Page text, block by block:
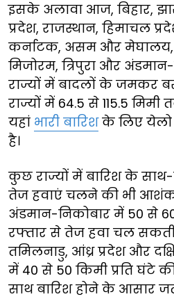
इसके अलावा आज, बिहार,
प्रदेश, राजस्थान, हिमाचल
कर्नाटक, असम और मेघालय,
मिजोरम, त्रिपुरा और
राज्यों में बादलों के जमकर
राज्यों में 64.5 से 115.5 मिमी
यहां भारी बारिशके लिए येलो
है।
कुछ राज्यों में बारिश के
तेज हवाएं चलने की भी
अंडमान-निकोबार में 50 से
रफ्तार से तेज हवा चल
तमिलनाडु, आंध्र प्रदेश और
में 40 से 50 किमी प्रति घंटे
साथ बारिश होने के आसार